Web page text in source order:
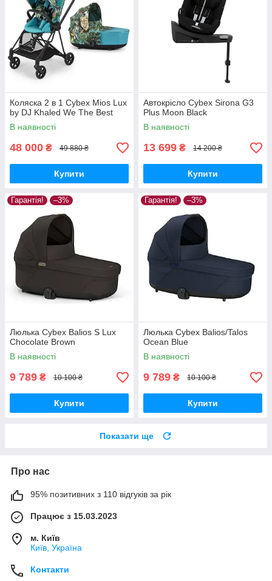
Коляска 2 в 1 Cybex Mios Lux
by DJ Khaled We The Best
В наявності
48 000 ₴ 49 880 ₴
Купити
Автокрісло Cybex Sirona G3
Plus Moon Black
В наявності
13 699 ₴ 14 200 ₴
Купити
Гарантія! –3%
Люлька Cybex Balios S Lux
Chocolate Brown
В наявності
9 789 ₴ 10 100 ₴
Купити
Гарантія! –3%
Люлька Cybex Balios/Talos
Ocean Blue
В наявності
9 789 ₴ 10 100 ₴
Купити
Показати ще
Про нас
95% позитивних з 110 відгуків за рік
Працює з 15.03.2023
м. Київ
Київ, Україна
Контакти